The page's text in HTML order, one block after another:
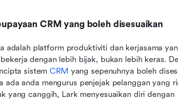
CRM yang boleh disesuaikan
adalah platform produktiviti dan kerjasama
dengan lebih bijak, bukan lebih keras.
sistem CRM yang sepenuhnya boleh
ada anda mengurus penjejak pelanggan yang
yang canggih, Lark menyesuaikan diri dengan